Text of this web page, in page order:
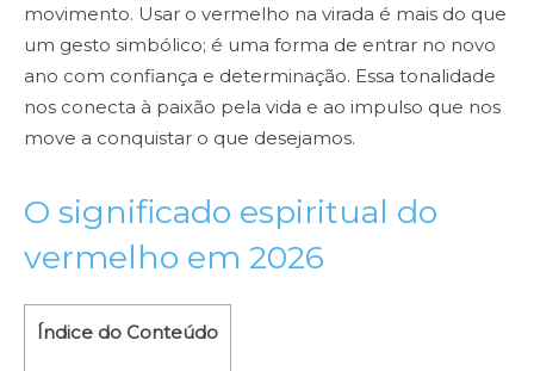
movimento. Usar o vermelho na virada é mais do que
um gesto simbólico; é uma forma de entrar no novo
ano com confiança e determinação. Essa tonalidade
nos conecta à paixão pela vida e ao impulso que nos
move a conquistar o que desejamos.
O significado espiritual do
vermelho em 2026
Índice do Conteúdo